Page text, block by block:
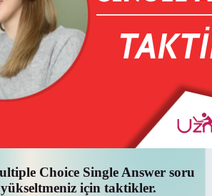
Choice Single Answer soru
yükseltmeniz için taktikler.